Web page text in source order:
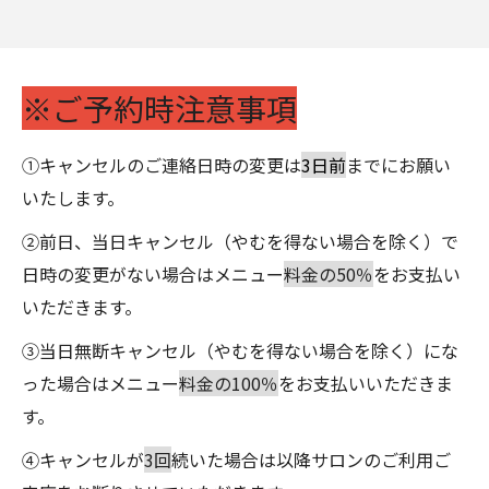
※ご予約時注意事項
①キャンセルのご連絡日時の変更は3日前までにお願い
いたします。
②前日、当日キャンセル（やむを得ない場合を除く）で
日時の変更がない場合はメニュー料金の50％をお支払い
いただきます。
③当日無断キャンセル（やむを得ない場合を除く）にな
った場合はメニュー料金の100％をお支払いいただきま
す。
④キャンセルが3回続いた場合は以降サロンのご利用ご